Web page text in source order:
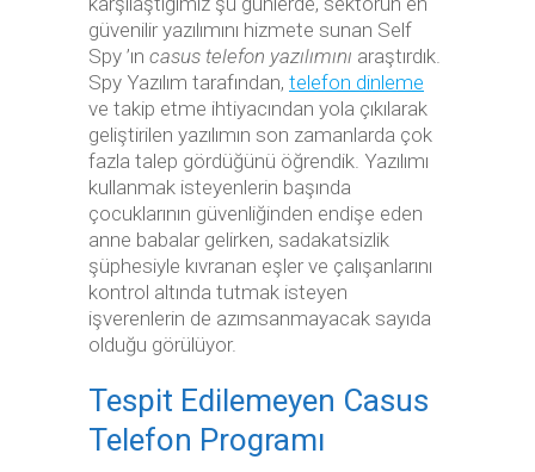
güvenilir yazılımını hizmete sunan Self
Spy ’ın casus telefon yazılımını araştırdık.
Spy Yazılım tarafından, telefon dinleme
ve takip etme ihtiyacından yola çıkılarak
geliştirilen yazılımın son zamanlarda çok
fazla talep gördüğünü öğrendik. Yazılımı
kullanmak isteyenlerin başında
çocuklarının güvenliğinden endişe eden
anne babalar gelirken, sadakatsizlik
şüphesiyle kıvranan eşler ve çalışanlarını
kontrol altında tutmak isteyen
işverenlerin de azımsanmayacak sayıda
olduğu görülüyor.
Tespit Edilemeyen Casus
Telefon Programı